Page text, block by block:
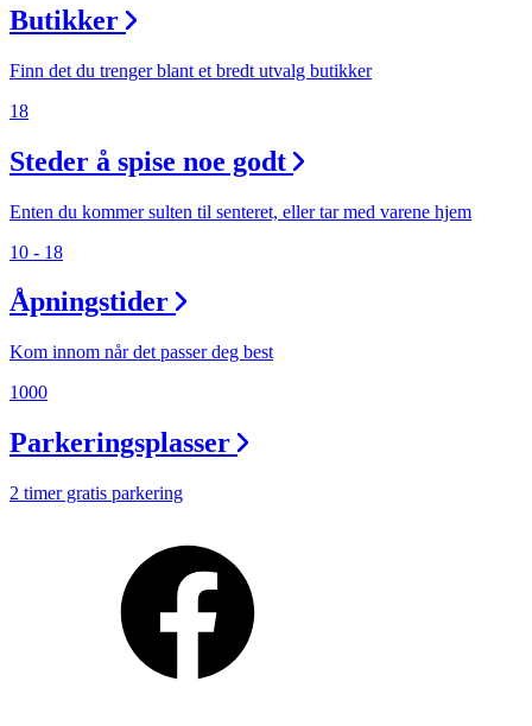
Magasin
Gavekort
Butikker
Finn det du trenger blant et bredt utvalg butikker
18
Steder å spise noe godt
Enten du kommer sulten til senteret, eller tar med varene hjem
10 - 18
Åpningstider
Kom innom når det passer deg best
1000
Parkeringsplasser
2 timer gratis parkering